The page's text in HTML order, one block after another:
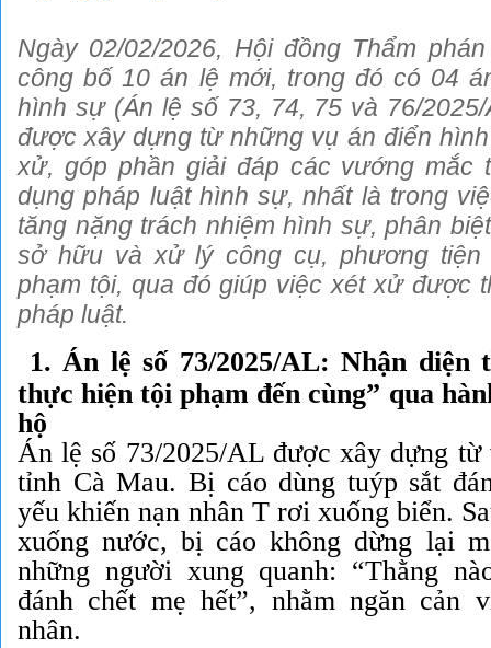
Ngày 02/02/2026, Hội đồng Thẩm
công bố 10 án lệ mới, trong đó có 04
hình sự (Án lệ số 73, 74, 75 và 76/
được xây dựng từ những vụ án điển
xử, góp phần giải đáp các vướng mắc
dụng pháp luật hình sự, nhất là trong
tăng nặng trách nhiệm hình sự, phân
sở hữu và xử lý công cụ, phương
phạm tội, qua đó giúp việc xét xử được
pháp luật.
1. Án lệ số 73/2025/AL: Nhận
thực hiện tội phạm đến cùng” qua
hộ
Án lệ số 73/2025/AL được xây dựng
tỉnh Cà Mau. Bị cáo dùng tuýp sắt
yếu khiến nạn nhân T rơi xuống biển.
xuống nước, bị cáo không dừng lại
những người xung quanh: “Thằng
đánh chết mẹ hết”, nhằm ngăn cản
nhân.